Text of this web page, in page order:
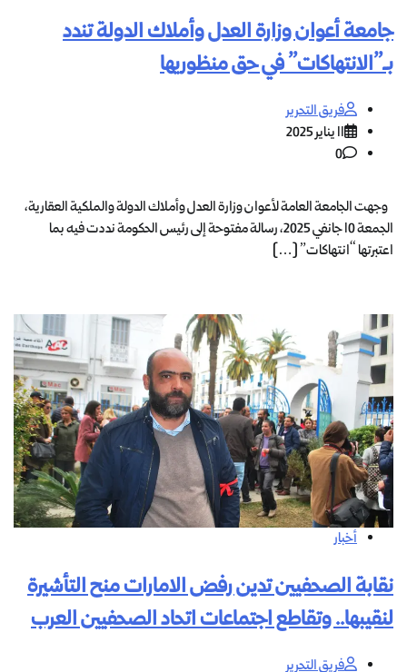
جامعة أعوان وزارة العدل وأملاك الدولة تندد
بـ”الانتهاكات” في حق منظوريها
فريق التحرير
11 يناير 2025
0
وجهت الجامعة العامة لأعوان وزارة العدل وأملاك الدولة والملكية العقارية،
الجمعة 10 جانفي 2025، رسالة مفتوحة إلى رئيس الحكومة نددت فيه بما
اعتبرتها “انتهاكات” […]
أخبار
نقابة الصحفيين تدين رفض الامارات منح التأشيرة
لنقيبها.. وتقاطع اجتماعات اتحاد الصحفيين العرب
فريق التحرير